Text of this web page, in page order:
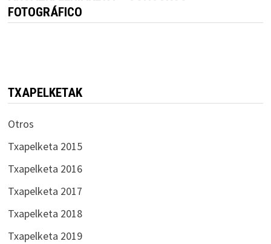
FOTOGRÁFICO
TXAPELKETAK
Otros
Txapelketa 2015
Txapelketa 2016
Txapelketa 2017
Txapelketa 2018
Txapelketa 2019